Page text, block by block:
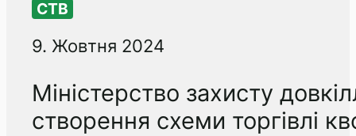
СТВ
9. Жовтня 2024
Міністерство захисту
створення схеми торгівлі